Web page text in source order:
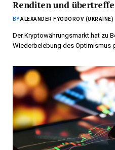
Renditen und
BYALEXANDER FYODOROV (UKRAINE)
Der Kryptowährungsmarkt hat zu
Wiederbelebung des Optimismus